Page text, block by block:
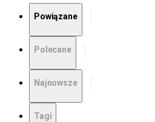
Powiązane
Polecane
Najnowsze
Tagi